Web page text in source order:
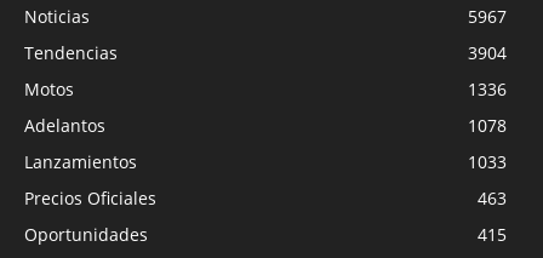
Noticias
5967
Tendencias
3904
Motos
1336
Adelantos
1078
Lanzamientos
1033
Precios Oficiales
463
Oportunidades
415